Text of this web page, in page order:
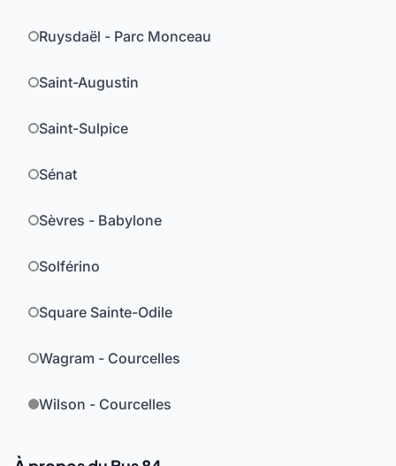
Ruysdaël - Parc Monceau
Saint-Augustin
Saint-Sulpice
Sénat
Sèvres - Babylone
Solférino
Square Sainte-Odile
Wagram - Courcelles
Wilson - Courcelles